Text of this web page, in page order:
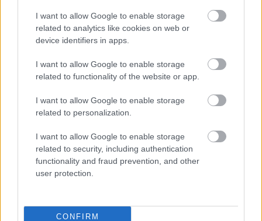
I want to allow Google to enable storage
related to analytics like cookies on web or
device identifiers in apps.
I want to allow Google to enable storage
related to functionality of the website or app.
I want to allow Google to enable storage
related to personalization.
I want to allow Google to enable storage
related to security, including authentication
functionality and fraud prevention, and other
user protection.
CONFIRM
Rocket Juice & The Moon feat. Fatoumata Diawara,